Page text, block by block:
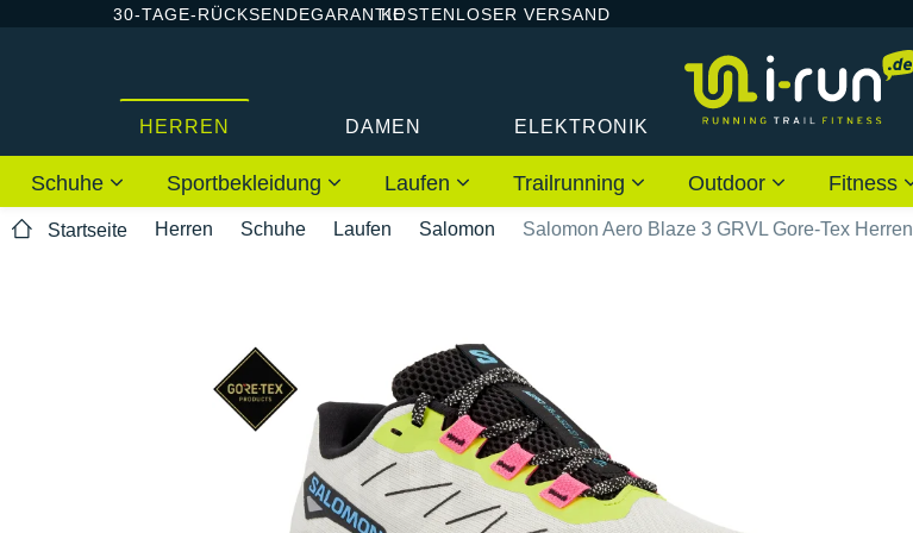
30-TAGE-RÜCKSENDEGARANTIEKOSTENLOSER VERSAND
HERREN DAMEN ELEKTRONIK
Schuhe Sportbekleidung Laufen Trailrunning Outdoor Fitness
Startseite Herren Schuhe Laufen Salomon Salomon Aero Blaze 3 GRVL Gore-Tex Herren